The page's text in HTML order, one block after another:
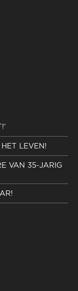
LEVEN!
VAN 35-JARIG